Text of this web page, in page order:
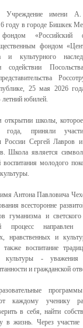
Учреждение имени
году в городе Бишкек
фондом «Российский
фондом
и культурного
содействии
25 мая 2026
летний юбилей.
открытии школы, которое
года, приняли
России Сергей Лавров
Школа является
воспитания молодого
Антона Павловича
всесторонне
гуманизма и светского
процесс направлен
нравственных и
воспитание
культуры -
и гражданской
каждому ученику
в себя, найти
в жизнь. Через участие